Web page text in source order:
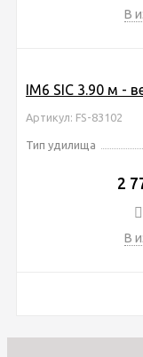
В
IM6 SIC 3.90 м -
Артикул: FS-83102
Тип удилища
2
В